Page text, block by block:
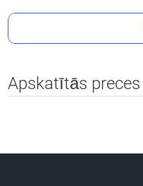
Apskatītās preces